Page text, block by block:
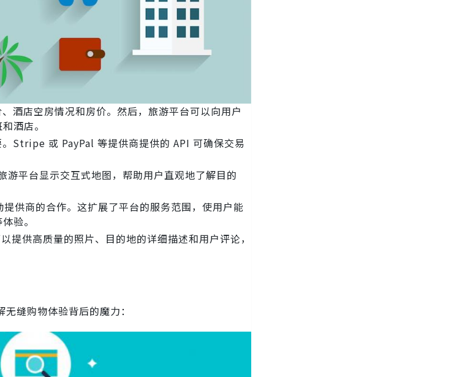
酒店空房情况和房价。然后，旅游平台可以向用户
酒店。
Stripe 或 PayPal 等提供商提供的 API 可确保交易
平台显示交互式地图，帮助用户直观地了解目的
供商的合作。这扩展了平台的服务范围，使用户能
验。
提供高质量的照片、目的地的详细描述和用户评论，
缝购物体验背后的魔力：